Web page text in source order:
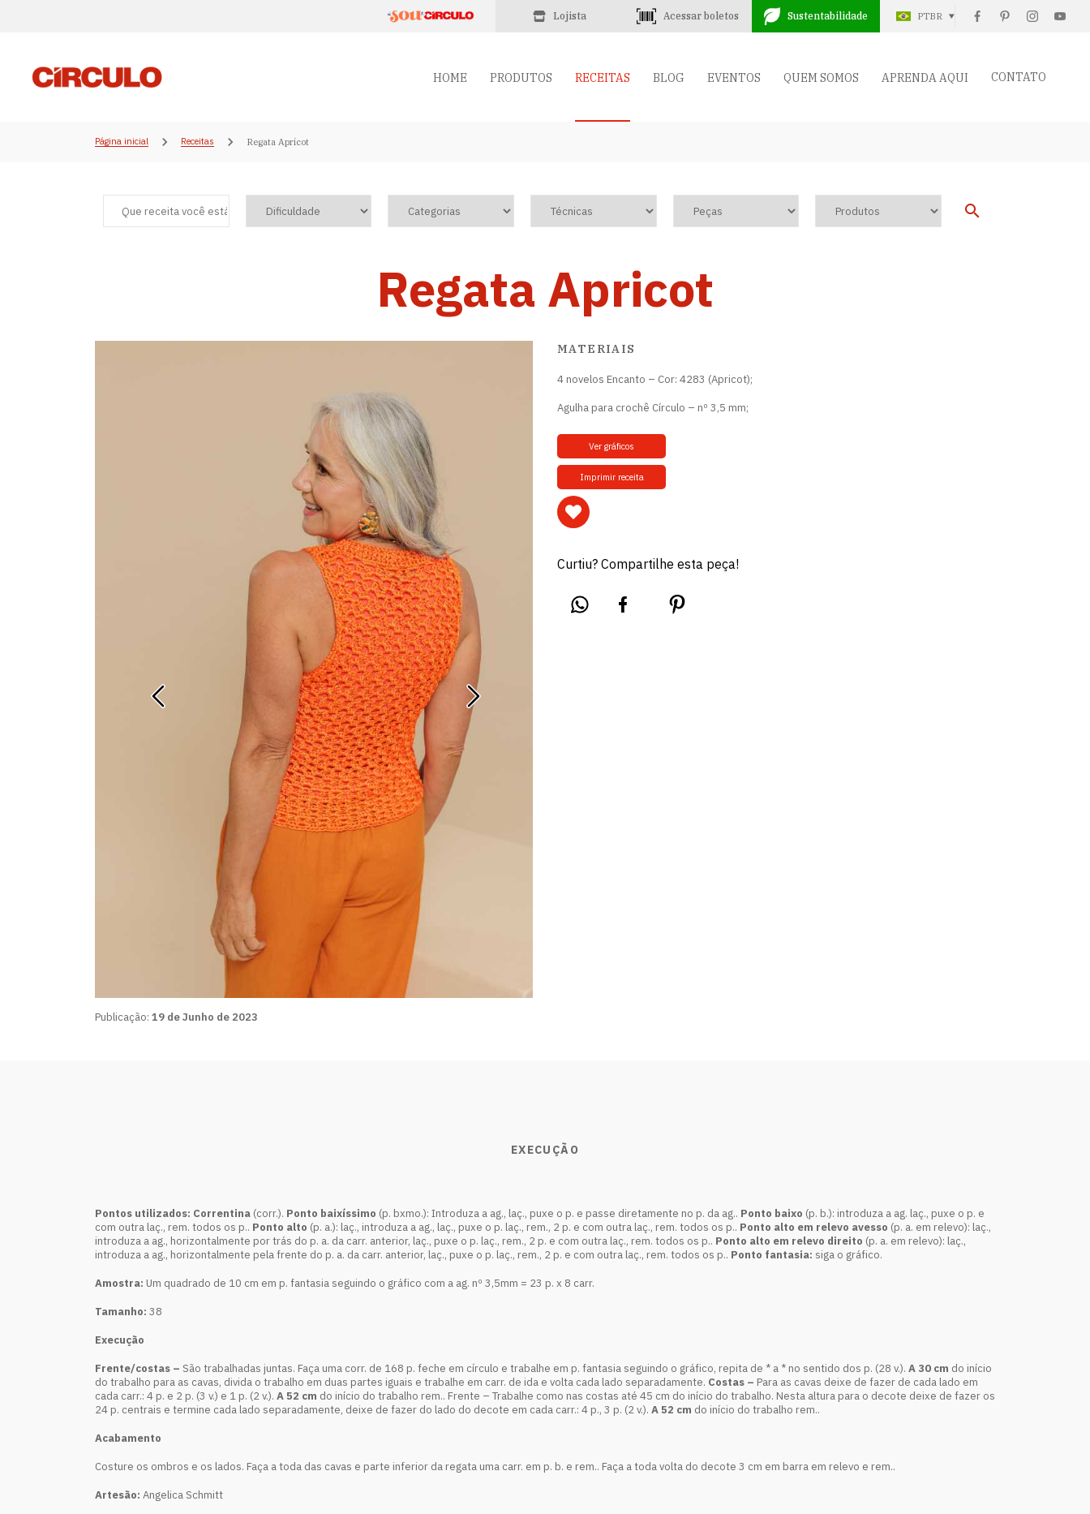
Lojista Acessar boletos Sustentabilidade PTBR
HOME PRODUTOS RECEITAS BLOG EVENTOS QUEM SOMOS APRENDA AQUI CONTATO
Página inicial Receitas Regata Apricot
Regata Apricot
Publicação: 19 de Junho de 2023
MATERIAIS
4 novelos Encanto – Cor: 4283 (Apricot);
Agulha para crochê Círculo – nº 3,5 mm;
Ver gráficos
Imprimir receita
Curtiu? Compartilhe esta peça!
EXECUÇÃO
Pontos utilizados: Correntina (corr.). Ponto baixíssimo (p. bxmo.): Introduza a ag., laç., puxe o p. e passe diretamente no p. da ag.. Ponto baixo (p. b.): introduza a ag. laç., puxe o p. e
com outra laç., rem. todos os p.. Ponto alto (p. a.): laç., introduza a ag., laç., puxe o p. laç., rem., 2 p. e com outra laç., rem. todos os p.. Ponto alto em relevo avesso (p. a. em relevo): laç.,
introduza a ag., horizontalmente por trás do p. a. da carr. anterior, laç., puxe o p. laç., rem., 2 p. e com outra laç., rem. todos os p.. Ponto alto em relevo direito (p. a. em relevo): laç.,
introduza a ag., horizontalmente pela frente do p. a. da carr. anterior, laç., puxe o p. laç., rem., 2 p. e com outra laç., rem. todos os p.. Ponto fantasia: siga o gráfico.
Amostra: Um quadrado de 10 cm em p. fantasia seguindo o gráfico com a ag. nº 3,5mm = 23 p. x 8 carr.
Tamanho: 38
Execução
Frente/costas – São trabalhadas juntas. Faça uma corr. de 168 p. feche em círculo e trabalhe em p. fantasia seguindo o gráfico, repita de * a * no sentido dos p. (28 v.). A 30 cm do início
do trabalho para as cavas, divida o trabalho em duas partes iguais e trabalhe em carr. de ida e volta cada lado separadamente. Costas – Para as cavas deixe de fazer de cada lado em
cada carr.: 4 p. e 2 p. (3 v.) e 1 p. (2 v.). A 52 cm do início do trabalho rem.. Frente – Trabalhe como nas costas até 45 cm do início do trabalho. Nesta altura para o decote deixe de fazer os
24 p. centrais e termine cada lado separadamente, deixe de fazer do lado do decote em cada carr.: 4 p., 3 p. (2 v.). A 52 cm do início do trabalho rem..
Acabamento
Costure os ombros e os lados. Faça a toda das cavas e parte inferior da regata uma carr. em p. b. e rem.. Faça a toda volta do decote 3 cm em barra em relevo e rem..
Artesão: Angelica Schmitt